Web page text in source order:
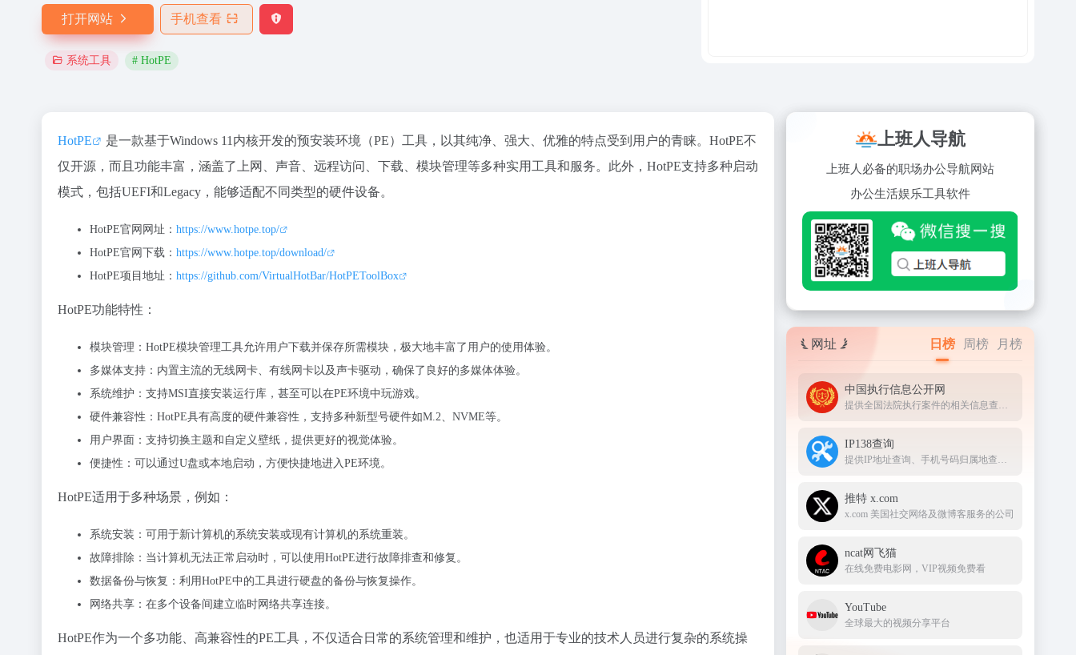
打开网站 手机查看
系统工具 # HotPE
HotPE
是一款基于Windows 11内核开发的预安装环境（PE）工具，以其纯净、强大、优雅的特点受到用户的青睐。HotPE不
仅开源，而且功能丰富，涵盖了上网、声音、远程访问、下载、模块管理等多种实用工具和服务。此外，HotPE支持多种启动
模式，包括UEFI和Legacy，能够适配不同类型的硬件设备。
HotPE官网网址： https://www.hotpe.top/
HotPE官网下载： https://www.hotpe.top/download/
HotPE项目地址： https://github.com/VirtualHotBar/HotPEToolBox
HotPE功能特性：
模块管理：HotPE模块管理工具允许用户下载并保存所需模块，极大地丰富了用户的使用体验。
多媒体支持：内置主流的无线网卡、有线网卡以及声卡驱动，确保了良好的多媒体体验。
系统维护：支持MSI直接安装运行库，甚至可以在PE环境中玩游戏。
硬件兼容性：HotPE具有高度的硬件兼容性，支持多种新型号硬件如M.2、NVME等。
用户界面：支持切换主题和自定义壁纸，提供更好的视觉体验。
便捷性：可以通过U盘或本地启动，方便快捷地进入PE环境。
HotPE适用于多种场景，例如：
系统安装：可用于新计算机的系统安装或现有计算机的系统重装。
故障排除：当计算机无法正常启动时，可以使用HotPE进行故障排查和修复。
数据备份与恢复：利用HotPE中的工具进行硬盘的备份与恢复操作。
网络共享：在多个设备间建立临时网络共享连接。
HotPE作为一个多功能、高兼容性的PE工具，不仅适合日常的系统管理和维护，也适用于专业的技术人员进行复杂的系统操
上班人导航
上班人必备的职场办公导航网站
办公生活娱乐工具软件
网址 日榜 周榜 月榜
中国执行信息公开网
提供全国法院执行案件的相关信息查询服务
IP138查询
提供IP地址查询、手机号码归属地查询、邮政编码查询及身份证号码验证等服务
推特 x.com
x.com 美国社交网络及微博客服务的公司
ncat网飞猫
在线免费电影网，VIP视频免费看
YouTube
全球最大的视频分享平台